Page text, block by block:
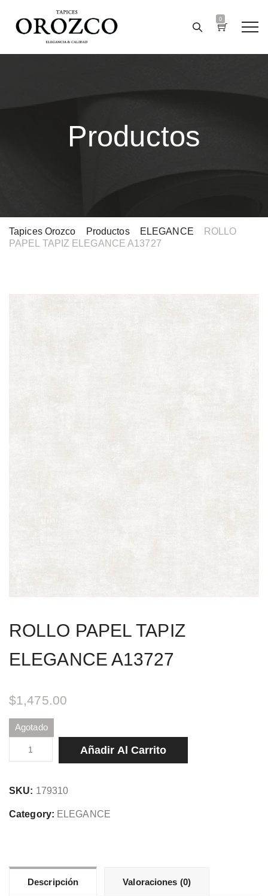
0
Productos
Tapices Orozco Productos> ELEGANCE
ROLLO
PAPEL TAPIZ ELEGANCE A13727
ROLLO PAPEL TAPIZ
ELEGANCE A13727
$1,475.00
Agotado
ROLLO
PAPEL
ELEGANCE
A13727
Añadir Al Carrito
SKU: 179310
Category: ELEGANCE
Descripción Valoraciones (0)